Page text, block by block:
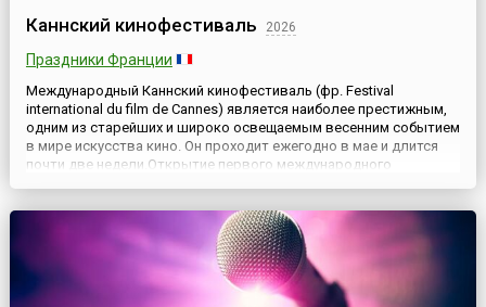
Каннский кинофестиваль 2026
Праздники Франции
Международный Каннский кинофестиваль (фр. Festival
international du film de Cannes) является наиболее престижным,
одним из старейших и широко освещаемым весенним событием
в мире искусства кино. Он проходит ежегодно в мае и длится
почти две недели.Открытие первого международного